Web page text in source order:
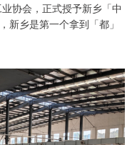
协会，正式授予新乡「中
新乡是第一个拿到「都」